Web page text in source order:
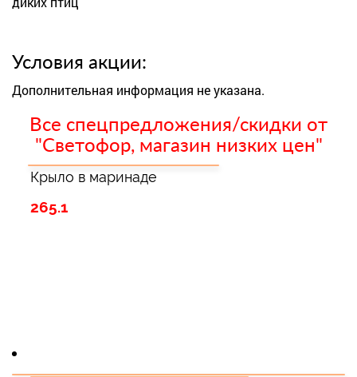
Условия акции:
Дополнительная информация не указана.
Все спецпредложения/скидки от
"Светофор, магазин низких цен"
Крыло в маринаде
265.1